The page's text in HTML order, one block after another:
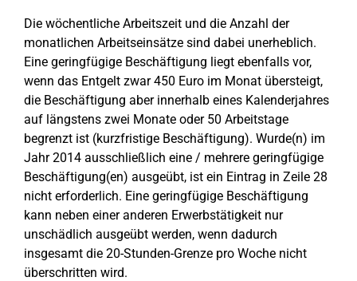
Die wöchentliche Arbeitszeit und die Anzahl der
monatlichen Arbeitseinsätze sind dabei unerheblich.
Eine geringfügige Beschäftigung liegt ebenfalls vor,
wenn das Entgelt zwar 450 Euro im Monat übersteigt,
die Beschäftigung aber innerhalb eines Kalenderjahres
auf längstens zwei Monate oder 50 Arbeitstage
begrenzt ist (kurzfristige Beschäftigung). Wurde(n) im
Jahr 2014 ausschließlich eine / mehrere geringfügige
Beschäftigung(en) ausgeübt, ist ein Eintrag in Zeile 28
nicht erforderlich. Eine geringfügige Beschäftigung
kann neben einer anderen Erwerbstätigkeit nur
unschädlich ausgeübt werden, wenn dadurch
insgesamt die 20-Stunden-Grenze pro Woche nicht
überschritten wird.